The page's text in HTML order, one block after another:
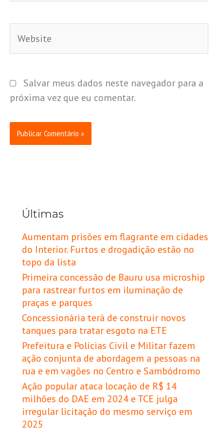
Salvar meus dados neste navegador para a
próxima vez que eu comentar.
Últimas
Aumentam prisões em flagrante em cidades
do Interior. Furtos e drogadição estão no
topo da lista
Primeira concessão de Bauru usa microship
para rastrear furtos em iluminação de
praças e parques
Concessionária terá de construir novos
tanques para tratar esgoto na ETE
Prefeitura e Polícias Civil e Militar fazem
ação conjunta de abordagem a pessoas na
rua e em vagões no Centro e Sambódromo
Ação popular ataca locação de R$ 14
milhões do DAE em 2024 e TCE julga
irregular licitação do mesmo serviço em
2025